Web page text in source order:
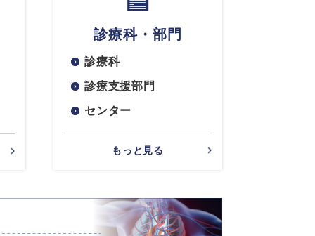
診療科・部門
診療科
診療支援部門
センター
もっと見る